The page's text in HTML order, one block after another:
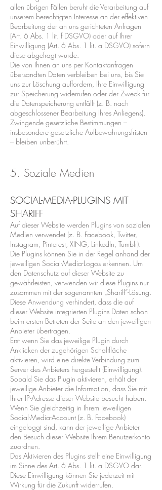
allen übrigen Fällen beruht die Verarbeitung auf
unserem berechtigten Interesse an der effektiven
Bearbeitung der an uns gerichteten Anfragen
(Art. 6 Abs. 1 lit. f DSGVO) oder auf Ihrer
Einwilligung (Art. 6 Abs. 1 lit. a DSGVO) sofern
diese abgefragt wurde.
Die von Ihnen an uns per Kontaktanfragen
übersandten Daten verbleiben bei uns, bis Sie
uns zur Löschung auffordern, Ihre Einwilligung
zur Speicherung widerrufen oder der Zweck für
die Datenspeicherung entfällt (z. B. nach
abgeschlossener Bearbeitung Ihres Anliegens).
Zwingende gesetzliche Bestimmungen –
insbesondere gesetzliche Aufbewahrungsfristen
– bleiben unberührt.
5. Soziale Medien
SOCIAL-MEDIA-PLUGINS MIT
SHARIFF
Auf dieser Website werden Plugins von sozialen
Medien verwendet (z. B. Facebook, Twitter,
Instagram, Pinterest, XING, LinkedIn, Tumblr).
Die Plugins können Sie in der Regel anhand der
jeweiligen Social-Media-Logos erkennen. Um
den Datenschutz auf dieser Website zu
gewährleisten, verwenden wir diese Plugins nur
zusammen mit der sogenannten „Shariff“-Lösung.
Diese Anwendung verhindert, dass die auf
dieser Website integrierten Plugins Daten schon
beim ersten Betreten der Seite an den jeweiligen
Anbieter übertragen.
Erst wenn Sie das jeweilige Plugin durch
Anklicken der zugehörigen Schaltfläche
aktivieren, wird eine direkte Verbindung zum
Server des Anbieters hergestellt (Einwilligung).
Sobald Sie das Plugin aktivieren, erhält der
jeweilige Anbieter die Information, dass Sie mit
Ihrer IP-Adresse dieser Website besucht haben.
Wenn Sie gleichzeitig in Ihrem jeweiligen
Social-Media-Account (z. B. Facebook)
eingeloggt sind, kann der jeweilige Anbieter
den Besuch dieser Website Ihrem Benutzerkonto
zuordnen.
Das Aktivieren des Plugins stellt eine Einwilligung
im Sinne des Art. 6 Abs. 1 lit. a DSGVO dar.
Diese Einwilligung können Sie jederzeit mit
Wirkung für die Zukunft widerrufen.